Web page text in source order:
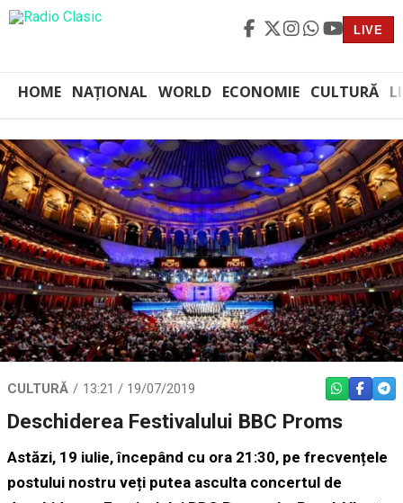
LIVE
HOME NAȚIONAL WORLD ECONOMIE CULTURĂ
CULTURĂ 13:21 / 19/07/2019 WHATSAPP
Deschiderea Festivalului BBC Proms
Astăzi, 19 iulie, începând cu ora 21:30, pe frecvențele
postului nostru veți putea asculta concertul de